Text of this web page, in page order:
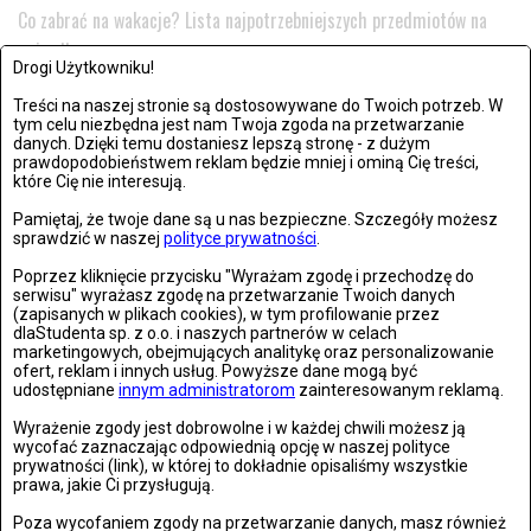
Drogi Użytkowniku!
Treści na naszej stronie są dostosowywane do Twoich potrzeb. W
tym celu niezbędna jest nam Twoja zgoda na przetwarzanie
danych. Dzięki temu dostaniesz lepszą stronę - z dużym
prawdopodobieństwem reklam będzie mniej i ominą Cię treści,
które Cię nie interesują.
Pamiętaj, że twoje dane są u nas bezpieczne. Szczegóły możesz
sprawdzić w naszej polityce prywatności
Poprzez kliknięcie przycisku "Wyrażam zgodę i przechodzę do
serwisu" wyrażasz zgodę na przetwarzanie Twoich danych
(zapisanych w plikach cookies), w tym profilowanie przez
dlaStudenta sp. z o.o. i naszych partnerów w celach
marketingowych, obejmujących analitykę oraz personalizowanie
ofert, reklam i innych usług. Powyższe dane mogą być
udostępniane innym administratorom zainteresowanym reklamą.
Wyrażenie zgody jest dobrowolne i w każdej chwili możesz ją
wycofać zaznaczając odpowiednią opcję w naszej polityce
prywatności (link), w której to dokładnie opisaliśmy wszystkie
prawa, jakie Ci przysługują.
Poza wycofaniem zgody na przetwarzanie danych, masz również
Co zabrać na wakacje? Lista najpotrzebniejszych przedmiotów na
wyjazd!
TURYSTYKA
CZWARTEK, 19 LIPCA 2018, 11:55
Soczewki czy okulary – co wybrać kiedy jedziemy nad morze?